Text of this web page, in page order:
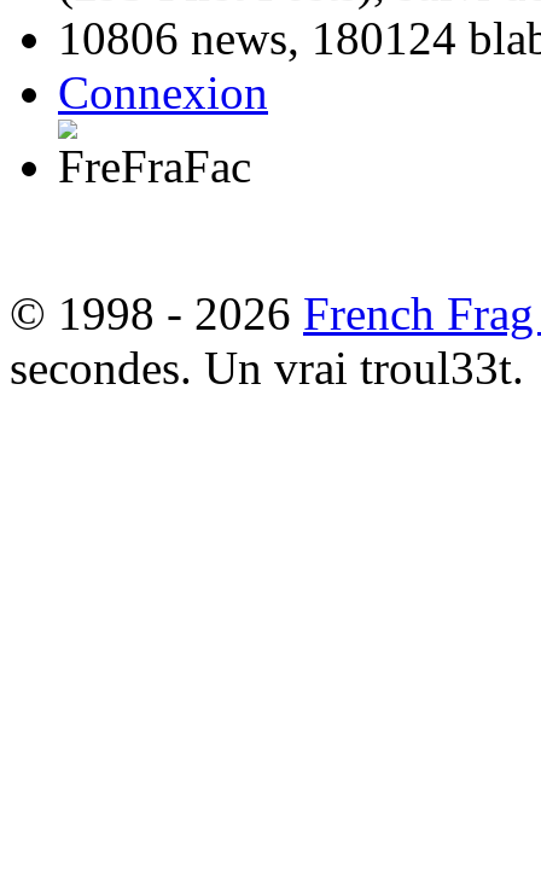
10806 news, 180124
Connexion
© 1998 - 2026 French
secondes. Un vrai troul33t.